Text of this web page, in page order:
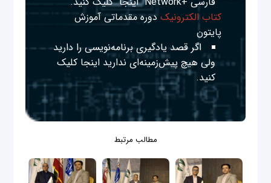
کتاب الکترونیک دوره مقدماتی آموزش
پایتون
اگر قصد یادگیری برنامه‌نویسی را دارید
ولی هیچ پیش‌زمینه‌ای نداریداینجا کلیک
کنید.
مطالب مرتبط